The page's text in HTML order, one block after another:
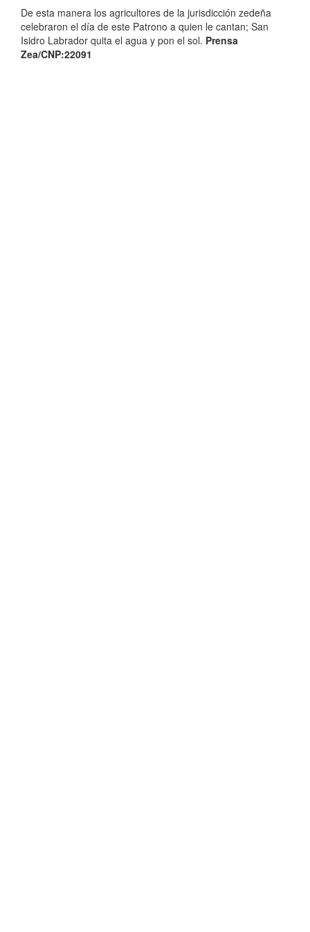
De esta manera los agricultores de la jurisdicción zedeña
celebraron el día de este Patrono a quien le cantan; San
Isidro Labrador quita el agua y pon el sol. Prensa
Zea/CNP:22091